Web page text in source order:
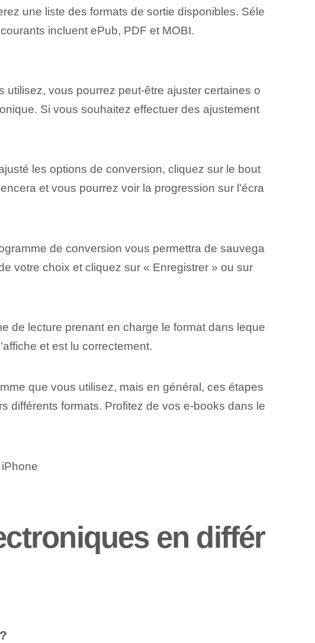
une liste des formats de sortie disponibles. Séle
incluent ePub, PDF et MOBI.
vous pourrez peut-être ajuster certaines o
Si vous souhaitez effectuer des ajustement
les options de conversion, cliquez sur le bout
et vous pourrez voir la progression sur l'écra
de conversion vous permettra de sauvega
votre choix et cliquez sur « Enregistrer » ou sur
de lecture prenant en charge le format dans leque
et est lu correctement.
que vous utilisez, mais en général, ces étapes
différents formats. Profitez de vos e-books dans le
en différ